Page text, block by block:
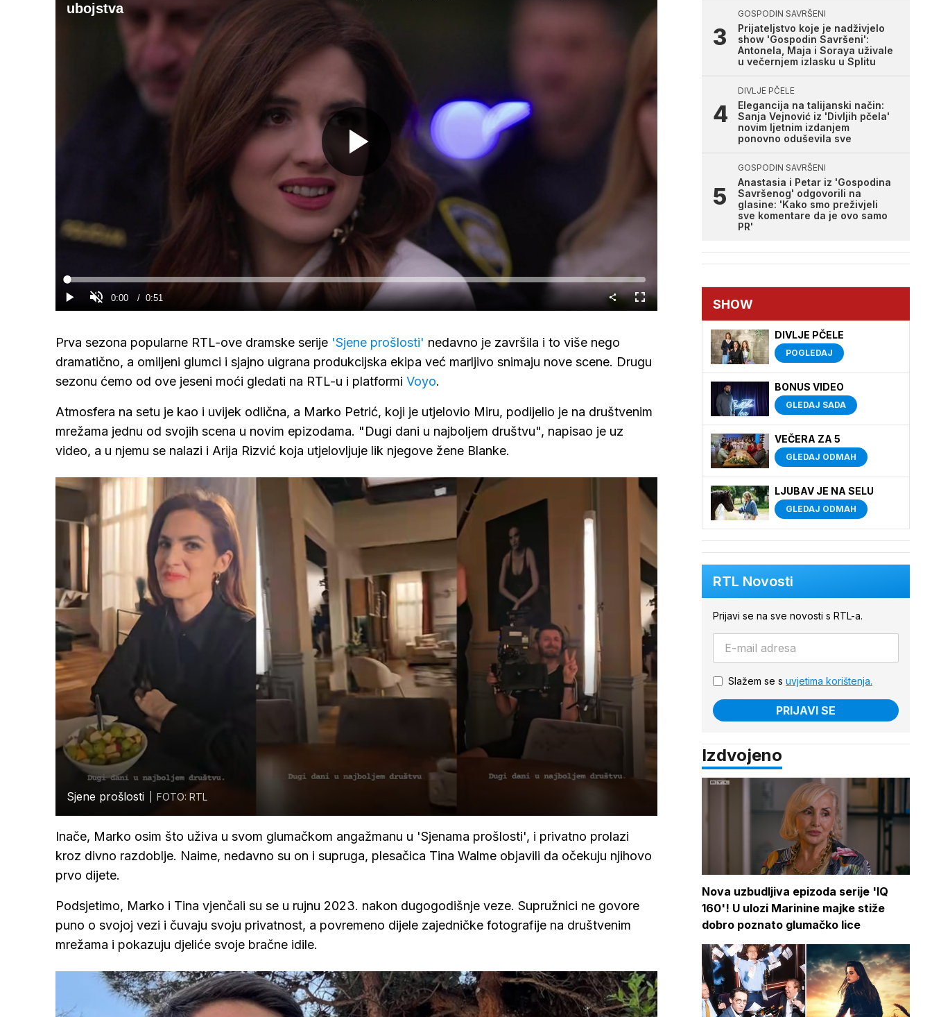
ubojstva
Gledaj
GledajUpali
zvuk
Current
0:00 / Duration
0:51
Loaded:
0%
Cijeli
zaslon
Prva sezona popularne RTL-ove dramske serije 'Sjene prošlosti' nedavno je završila i to više nego
dramatično, a omiljeni glumci i sjajno uigrana produkcijska ekipa već marljivo snimaju nove scene. Drugu
sezonu ćemo od ove jeseni moći gledati na RTL-u i platformi Voyo.
Atmosfera na setu je kao i uvijek odlična, a Marko Petrić, koji je utjelovio Miru, podijelio je na društvenim
mrežama jednu od svojih scena u novim epizodama. "Dugi dani u najboljem društvu", napisao je uz
video, a u njemu se nalazi i Arija Rizvić koja utjelovljuje lik njegove žene Blanke.
Sjene prošlosti FOTO: RTL
Inače, Marko osim što uživa u svom glumačkom angažmanu u 'Sjenama prošlosti', i privatno prolazi
kroz divno razdoblje. Naime, nedavno su on i supruga, plesačica Tina Walme objavili da očekuju njihovo
prvo dijete.
Podsjetimo, Marko i Tina vjenčali su se u rujnu 2023. nakon dugogodišnje veze. Supružnici ne govore
puno o svojoj vezi i čuvaju svoju privatnost, a povremeno dijele zajedničke fotografije na društvenim
mrežama i pokazuju djeliće svoje bračne idile.
GOSPODIN SAVRŠENI
Prijateljstvo koje je nadživjelo
show 'Gospodin Savršeni':
Antonela, Maja i Soraya uživale
u večernjem izlasku u Splitu
DIVLJE PČELE
Elegancija na talijanski način:
Sanja Vejnović iz 'Divljih pčela'
novim ljetnim izdanjem
ponovno oduševila sve
GOSPODIN SAVRŠENI
Anastasia i Petar iz 'Gospodina
Savršenog' odgovorili na
glasine: 'Kako smo preživjeli
sve komentare da je ovo samo
PR'
SHOW
DIVLJE PČELE
POGLEDAJ
BONUS VIDEO
GLEDAJ SADA
VEČERA ZA 5
GLEDAJ ODMAH
LJUBAV JE NA SELU
GLEDAJ ODMAH
RTL Novosti
Prijavi se na sve novosti s RTL-a.
Slažem se s uvjetima korištenja.
PRIJAVI SE
Izdvojeno
Nova uzbudljiva epizoda serije 'IQ
160'! U ulozi Marinine majke stiže
dobro poznato glumačko lice